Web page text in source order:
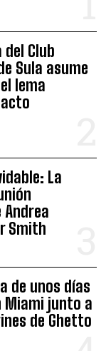
Club
Sula asume
lema
La
Smith
de unos días
Miami junto a
de Ghetto